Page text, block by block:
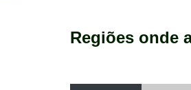
Regiões onde